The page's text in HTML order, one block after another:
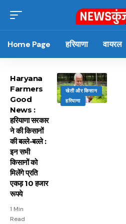
Home Page हरियाणा वायरल
खेती और किसान
हरियाणा
Haryana
Farmers
Good
News :
हरियाणा सरकार
ने की किसानों
की बल्ले-बल्ले :
इन सभी
किसानों को
मिलेंगे प्रति
एकड़ 10 हजार
रूपये
1 Min
Read